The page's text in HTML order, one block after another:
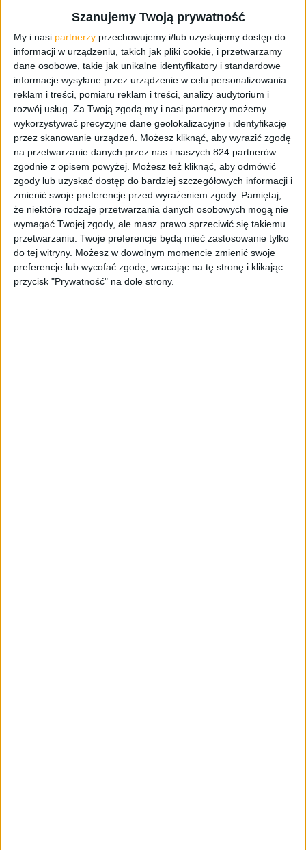
Szanujemy Twoją prywatność
My i nasi partnerzy przechowujemy i/lub uzyskujemy dostęp do
informacji w urządzeniu, takich jak pliki cookie, i przetwarzamy
dane osobowe, takie jak unikalne identyfikatory i standardowe
informacje wysyłane przez urządzenie w celu personalizowania
reklam i treści, pomiaru reklam i treści, analizy audytorium i
rozwój usług. Za Twoją zgodą my i nasi partnerzy możemy
wykorzystywać precyzyjne dane geolokalizacyjne i identyfikację
przez skanowanie urządzeń. Możesz kliknąć, aby wyrazić zgodę
na przetwarzanie danych przez nas i naszych 824 partnerów
zgodnie z opisem powyżej. Możesz też kliknąć, aby odmówić
zgody lub uzyskać dostęp do bardziej szczegółowych informacji i
zmienić swoje preferencje przed wyrażeniem zgody. Pamiętaj,
że niektóre rodzaje przetwarzania danych osobowych mogą nie
wymagać Twojej zgody, ale masz prawo sprzeciwić się takiemu
przetwarzaniu. Twoje preferencje będą mieć zastosowanie tylko
do tej witryny. Możesz w dowolnym momencie zmienić swoje
preferencje lub wycofać zgodę, wracając na tę stronę i klikając
przycisk "Prywatność" na dole strony.
Po wielu skargach i zażaleniach dotyczących problemów
nowej aktualizacji dla Galaxy S III, serwis SamMobile
postanowił skontaktować się bezpośrednio z brytyjskim
oddziałem firmy Samsung, by ten wydał oficjalnie
oświadczenie w tej sprawie. W odpowiedzi dowiadujemy
się, że producent rozpoczął analize problemów, a proces
aktualizacji Galaxy S III do Androida 4.3 Jelly Bean został
zawieszony do odwołania.
“As we are currently investigating
the reported issues with Galaxy
S3 4.3 Jelly Bean update,the